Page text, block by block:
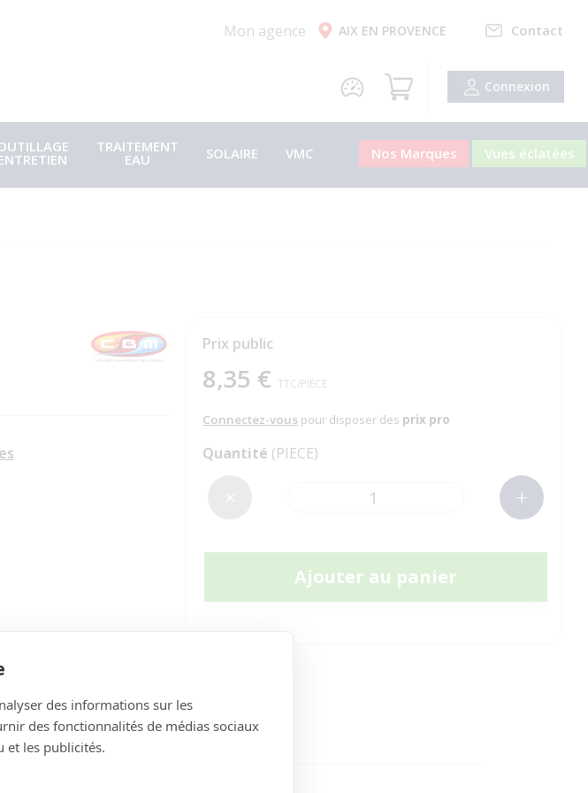
Mon agence AIX EN PROVENCE Contact
Connexion
TRAITEMENT
EAU SOLAIRE VMC Nos Marques Vues éclatées
Prix public
8,35 € TTC/PIECE
Connectez-vous pour disposer des prix pro
Quantité (PIECE)
Ajouter au panier
des informations sur les
des fonctionnalités de médias sociaux
et les publicités.